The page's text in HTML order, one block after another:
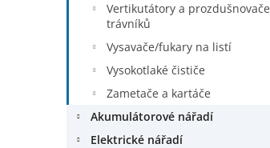
Vertikutátory a prozdušnovače
trávníků
Vysavače/fukary na listí
Vysokotlaké čističe
Zametače a kartáče
Akumulátorové nářadí
Elektrické nářadí